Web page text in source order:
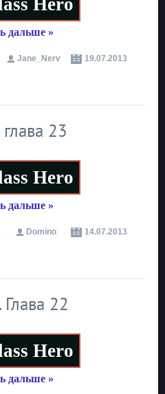
Hero
дальше »
Jane_Nerv
19.07.2013
23
Hero
дальше »
Domino
14.07.2013
22
Hero
дальше »